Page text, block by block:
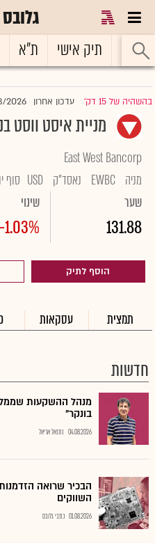
ראשי תיק אישי ת"א
בהשהיה של 15 דק' |עדכון אחרון 2026
מניית איסט ווסט
East West Bancorp
מניה EWBC נאסד"ק USD סוף
שער
131.88
שינוי
-1.03%
הוסף לתיק
תמצית עסקאות
חדשות
מנהל ההשקעות
בונקר"
04.08.2026 נתנאל אריאל
הבכיר שרואה
השווקים
01.08.2026 כתבי גלובס